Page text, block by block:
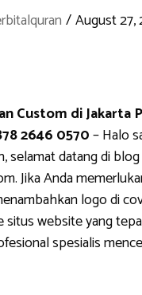
/August 27,
Custom di Jakarta
2646 0570– Halo
selamat datang di blog
Jika Anda
logo di
situs website yang
spesialis